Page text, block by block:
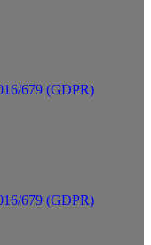
679 (GDPR)
679 (GDPR)